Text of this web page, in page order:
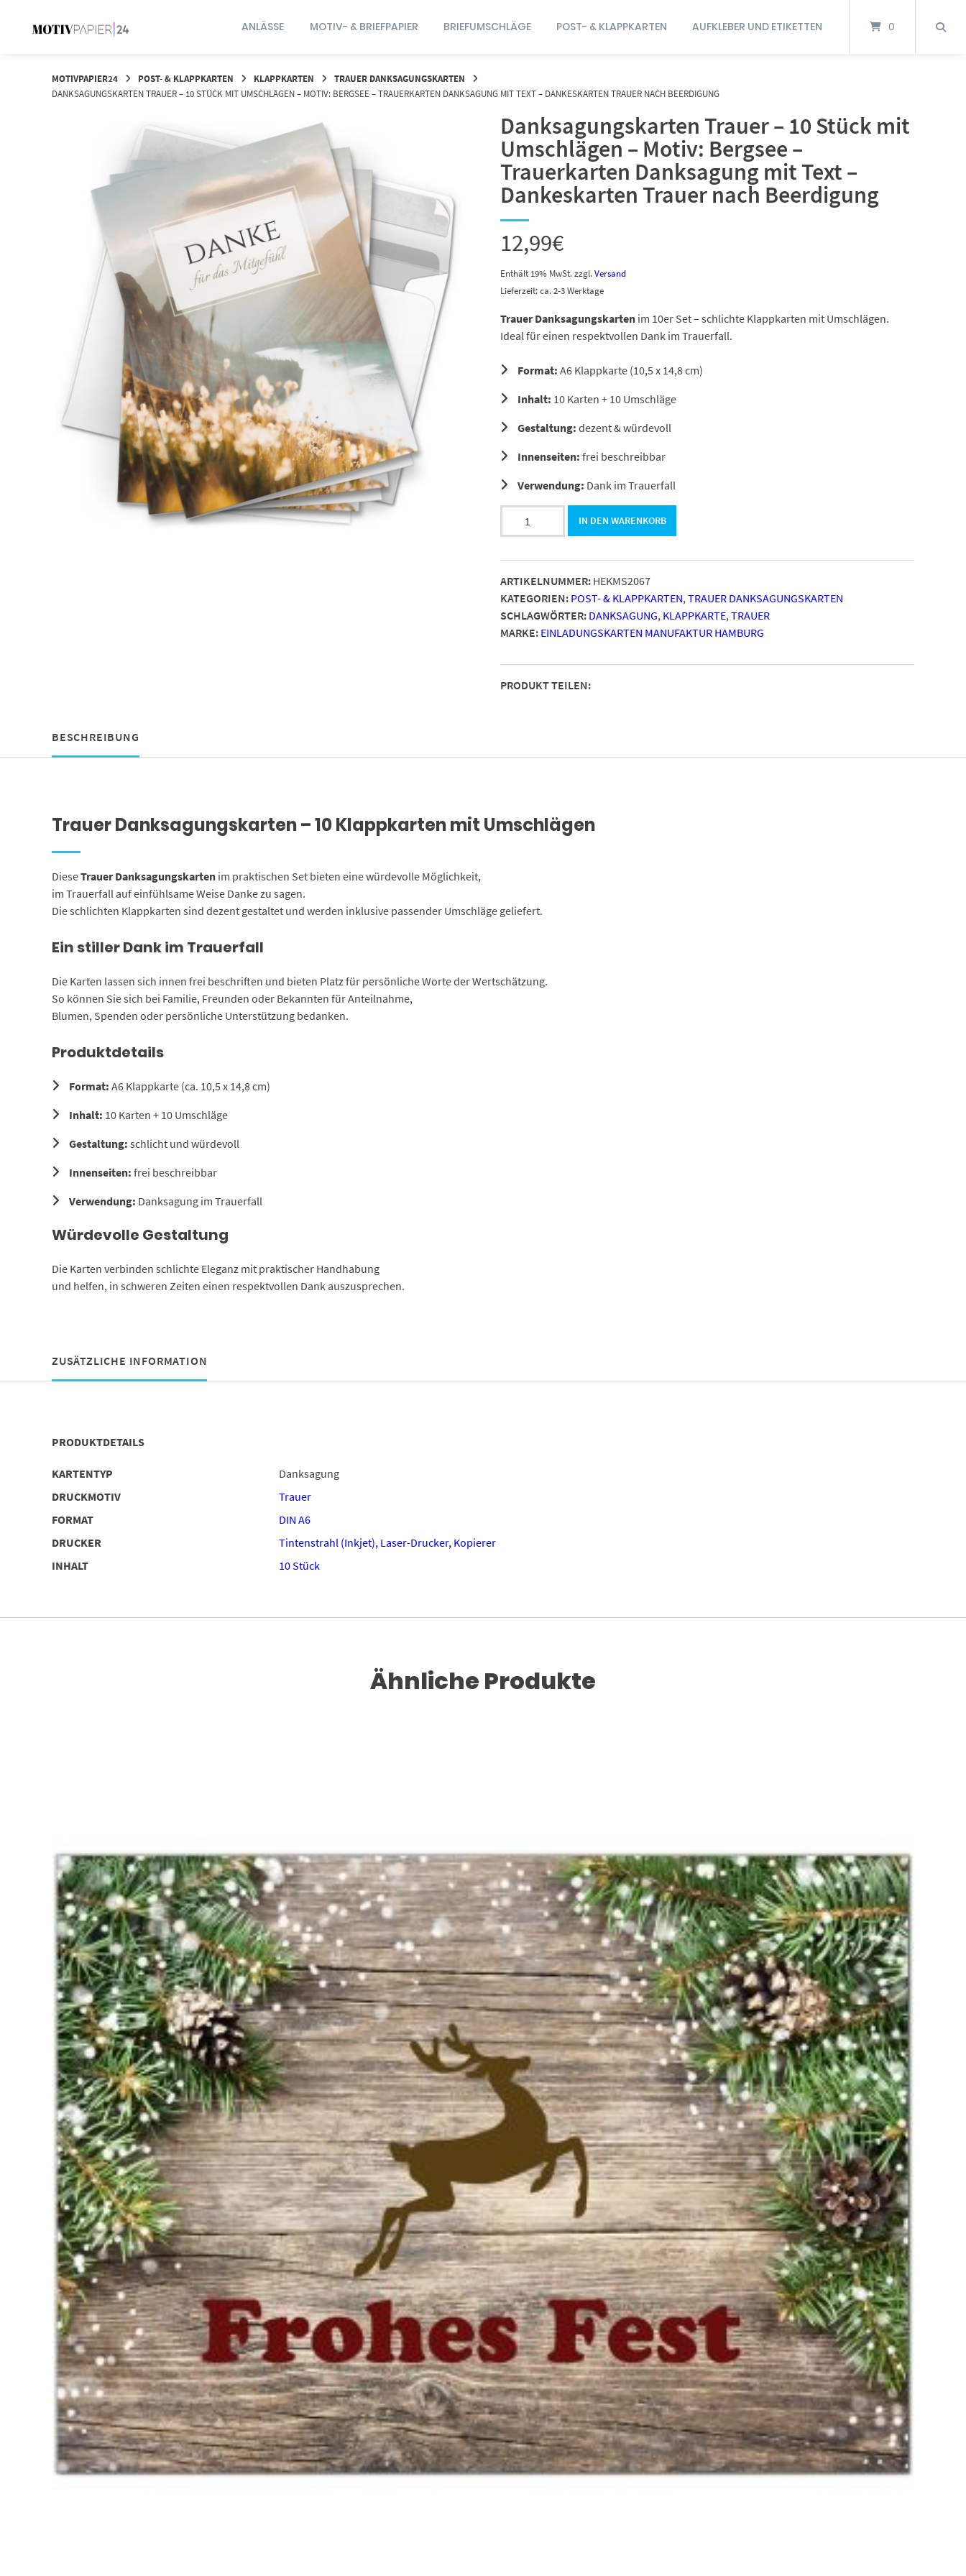
ANLÄSSE MOTIV- & BRIEFPAPIER BRIEFUMSCHLÄGE POST- & KLAPPKARTEN AUFKLEBER UND ETIKETTEN 0
MOTIVPAPIER24 POST- & KLAPPKARTEN KLAPPKARTEN
TRAUER DANKSAGUNGSKARTEN
DANKSAGUNGSKARTEN TRAUER – 10 STÜCK MIT UMSCHLÄGEN – MOTIV: BERGSEE – TRAUERKARTEN DANKSAGUNG MIT TEXT – DANKESKARTEN TRAUER NACH BEERDIGUNG
Danksagungskarten Trauer – 10 Stück mit
Umschlägen – Motiv: Bergsee –
Trauerkarten Danksagung mit Text –
Dankeskarten Trauer nach Beerdigung
12,99€
Enthält 19% MwSt.zzgl.Versand
Lieferzeit: ca. 2-3 Werktage
Trauer Danksagungskarten im 10er Set – schlichte Klappkarten mit Umschlägen.
Ideal für einen respektvollen Dank im Trauerfall.
Format: A6 Klappkarte (10,5 x 14,8 cm)
Inhalt: 10 Karten + 10 Umschläge
Gestaltung: dezent & würdevoll
Innenseiten: frei beschreibbar
Verwendung: Dank im Trauerfall
Trauer
10
Stück
mit
Umschlägen
–
Bergsee
–
Text
nach
IN DEN WARENKORB
ARTIKELNUMMER: HEKMS2067
KATEGORIEN: POST- & KLAPPKARTEN, TRAUER DANKSAGUNGSKARTEN
SCHLAGWÖRTER: DANKSAGUNG, KLAPPKARTE, TRAUER
MARKE: EINLADUNGSKARTEN MANUFAKTUR HAMBURG
PRODUKT TEILEN:
BESCHREIBUNG
Trauer Danksagungskarten – 10 Klappkarten mit Umschlägen
DieseTrauer Danksagungskartenim praktischen Set bieten eine würdevolle Möglichkeit,
im Trauerfall auf einfühlsame Weise Danke zu sagen.
Die schlichten Klappkarten sind dezent gestaltet und werden inklusive passender Umschläge geliefert.
Ein stiller Dank im Trauerfall
Die Karten lassen sich innen frei beschriften und bieten Platz für persönliche Worte der Wertschätzung.
So können Sie sich bei Familie, Freunden oder Bekannten für Anteilnahme,
Blumen, Spenden oder persönliche Unterstützung bedanken.
Produktdetails
Format: A6 Klappkarte (ca. 10,5 x 14,8 cm)
Inhalt: 10 Karten + 10 Umschläge
Gestaltung: schlicht und würdevoll
Innenseiten: frei beschreibbar
Verwendung: Danksagung im Trauerfall
Würdevolle Gestaltung
Die Karten verbinden schlichte Eleganz mit praktischer Handhabung
und helfen, in schweren Zeiten einen respektvollen Dank auszusprechen.
ZUSÄTZLICHE INFORMATION
PRODUKTDETAILS
KARTENTYP
Danksagung
DRUCKMOTIV
Trauer
FORMAT
DIN A6
DRUCKER
Tintenstrahl (Inkjet), Laser-Drucker, Kopierer
INHALT
10 Stück
Ähnliche Produkte